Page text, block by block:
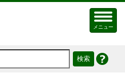
メニュー